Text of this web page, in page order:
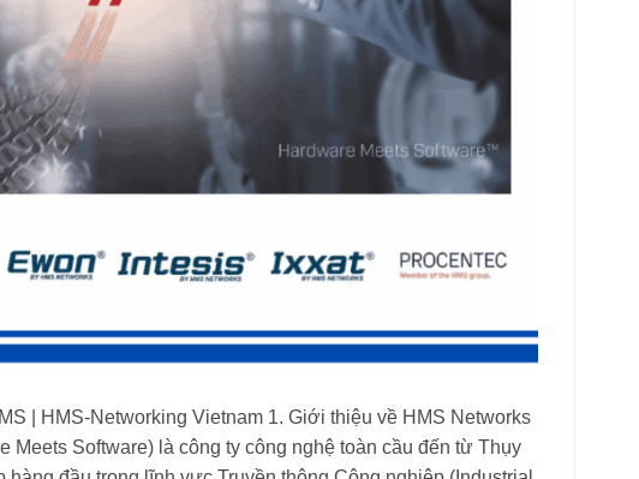
| HMS-Networking Vietnam 1. Giới thiệu về HMS Networks
Meets Software) là công ty công nghệ toàn cầu đến từ Thụy